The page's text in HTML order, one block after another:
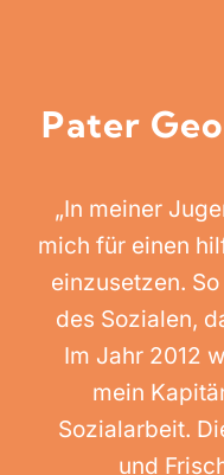
Pater
„In meiner
mich für einen
einzusetzen.
des Sozialen,
Im Jahr 2012
mein
Sozialarbeit.
und